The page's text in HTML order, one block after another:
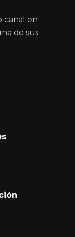
canal en
de sus